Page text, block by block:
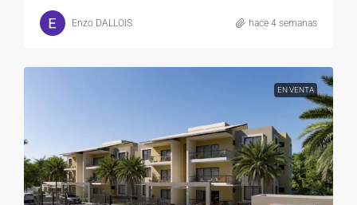
Enzo DALLOIS hace 4 semanas
EN VENTA